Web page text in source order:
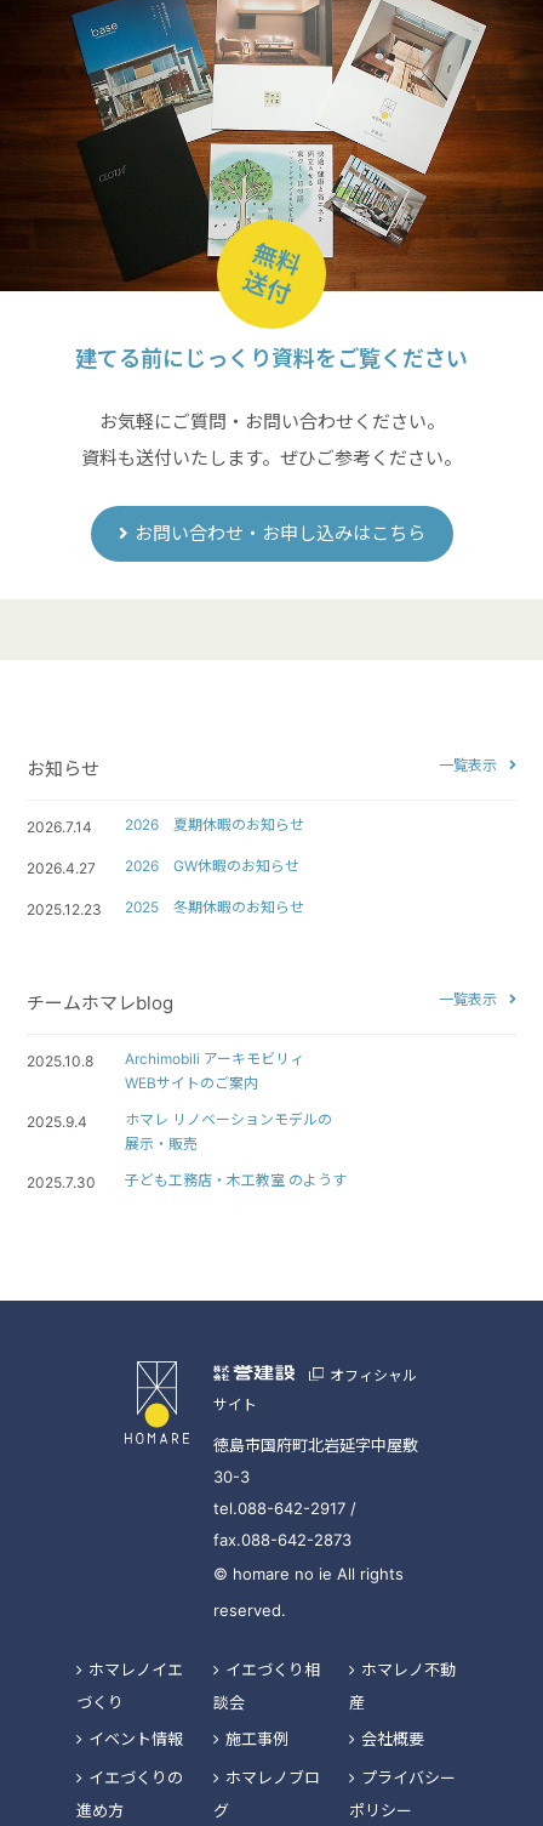
無料
送付
建てる前にじっくり資料をご覧ください
お気軽にご質問・お問い合わせください。
資料も送付いたします。ぜひご参考ください。
お問い合わせ・お申し込みはこちら
お知らせ 一覧表示
2026.7.14 2026 夏期休暇のお知らせ
2026.4.27 2026 GW休暇のお知らせ
2025.12.23 2025 冬期休暇のお知らせ
チームホマレblog 一覧表示
2025.10.8
Archimobili アーキモビリィ
WEBサイトのご案内
2025.9.4
ホマレ リノベーションモデルの
展示・販売
2025.7.30 子ども工務店・木工教室 のようす
オフィシャル
サイト
徳島市国府町北岩延字中屋敷
30-3
tel.088-642-2917 /
fax.088-642-2873
© homare no ie All rights
reserved.
ホマレノイエ
づくり
イベント情報
イエづくりの
進め方
イエづくり相
談会
施工事例
ホマレノブロ
グ
ホマレノ不動
産
会社概要
プライバシー
ポリシー